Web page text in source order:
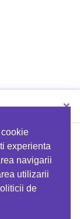
experienta
navigarii
utilizarii
de
×
codul